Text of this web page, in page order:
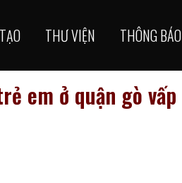
THƯ VIỆN THÔNG BÁO
em ở quận gò vấp